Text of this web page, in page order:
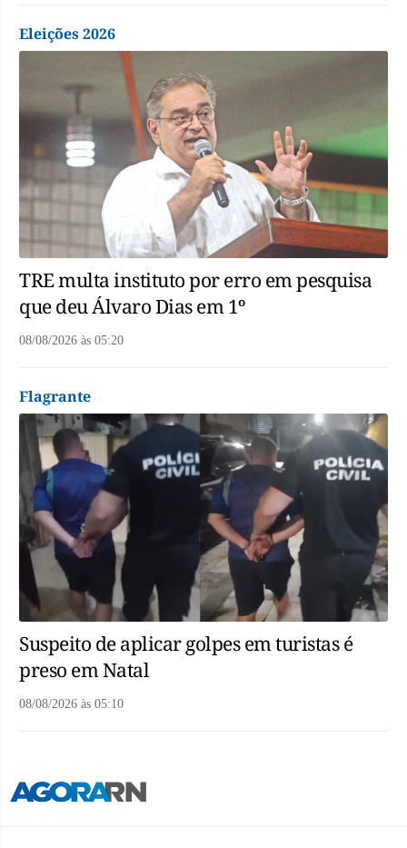
Eleições 2026
TRE multa instituto por erro em pesquisa
que deu Álvaro Dias em 1º
08/08/2026 às 05:20
Flagrante
Suspeito de aplicar golpes em turistas é
preso em Natal
08/08/2026 às 05:10